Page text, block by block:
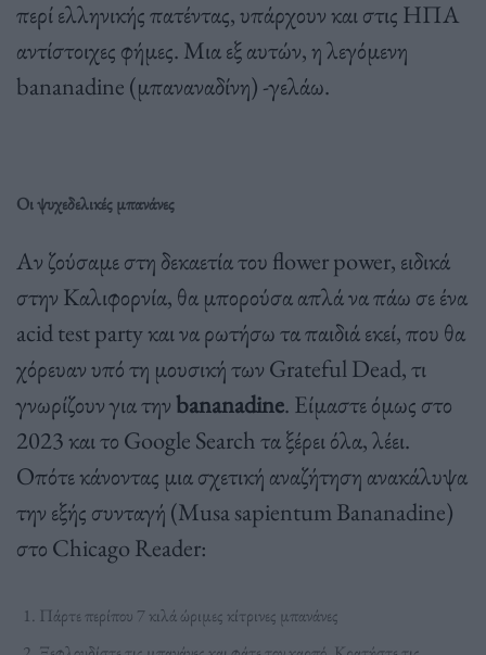
περί ελληνικής πατέντας, υπάρχουν και στις ΗΠΑ
αντίστοιχες φήμες. Μια εξ αυτών, η λεγόμενη
bananadine (μπαναναδίνη) -γελάω.
Οι ψυχεδελικές μπανάνες
Αν ζούσαμε στη δεκαετία του flower power, ειδικά
στην Καλιφορνία, θα μπορούσα απλά να πάω σε ένα
acid test party και να ρωτήσω τα παιδιά εκεί, που θα
χόρευαν υπό τη μουσική των Grateful Dead, τι
γνωρίζουν για την bananadine. Είμαστε όμως στο
2023 και το Google Search τα ξέρει όλα, λέει.
Οπότε κάνοντας μια σχετική αναζήτηση ανακάλυψα
την εξής συνταγή (Musa sapientum Bananadine)
στο Chicago Reader:
Πάρτε περίπου 7 κιλά ώριμες κίτρινες μπανάνες